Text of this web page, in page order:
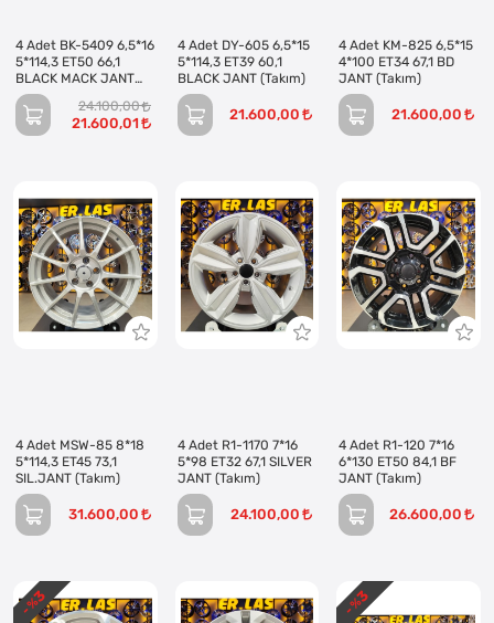
4 Adet BK-5409 6,5*16
5*114,3 ET50 66,1
BLACK MACK JANT
(Takım)
24.100,00
21.600,01
4 Adet DY-605 6,5*15
5*114,3 ET39 60,1
BLACK JANT (Takım)
21.600,00
4 Adet KM-825 6,5*15
4*100 ET34 67,1 BD
JANT (Takım)
21.600,00
4 Adet MSW-85 8*18
5*114,3 ET45 73,1
SIL.JANT (Takım)
31.600,00
4 Adet R1-1170 7*16
5*98 ET32 67,1 SILVER
JANT (Takım)
24.100,00
4 Adet R1-120 7*16
6*130 ET50 84,1 BF
JANT (Takım)
26.600,00
- %
3 - %
3